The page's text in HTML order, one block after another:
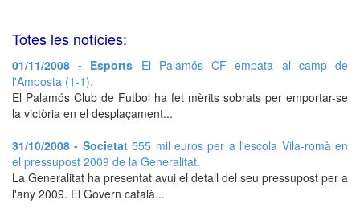
Totes les notícies:
01/11/2008 - Esports El Palamós CF empata al camp de
l'Amposta (1-1).
El Palamós Club de Futbol ha fet mèrits sobrats per emportar-se
la victòria en el desplaçament...
31/10/2008 - Societat555 mil euros per a l'escola Vila-romà en
el pressupost 2009 de la Generalitat.
La Generalitat ha presentat avui el detall del seu pressupost per a
l'any 2009. El Govern català...